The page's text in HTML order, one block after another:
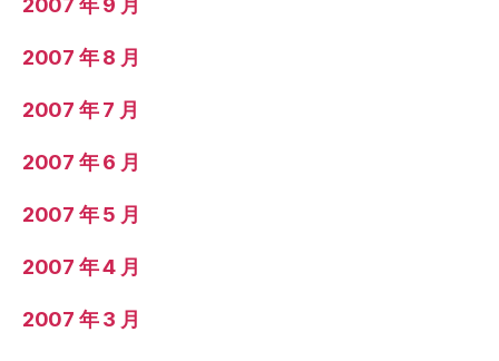
2007 年 8 月
2007 年 7 月
2007 年 6 月
2007 年 5 月
2007 年 4 月
2007 年 3 月